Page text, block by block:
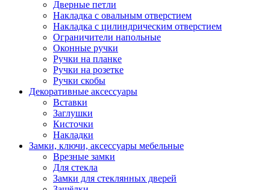
Дверные петли
Накладка с овальным отверстием
Накладка с цилиндрическим отверстием
Ограничители напольные
Оконные ручки
Ручки на планке
Ручки на розетке
Ручки скобы
Декоративные аксессуары
Вставки
Заглушки
Кисточки
Накладки
Замки, ключи, аксессуары мебельные
Врезные замки
Для стекла
Замки для стеклянных дверей